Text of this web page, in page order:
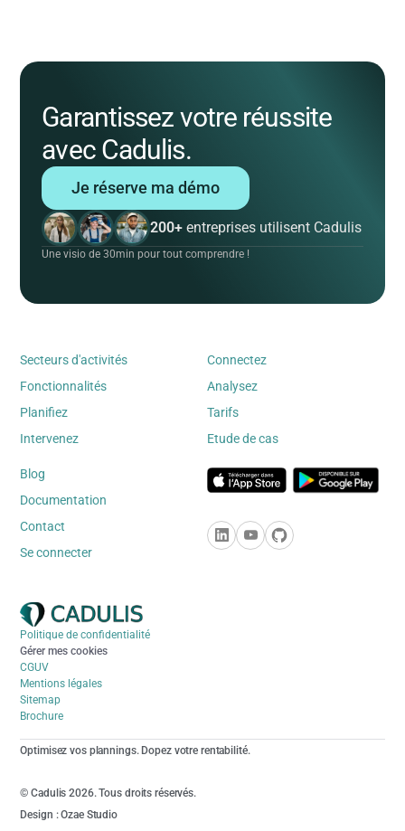
Garantissez votre réussite
avec Cadulis.
Je réserve ma démo
200+ entreprises utilisent Cadulis
Une visio de 30min pour tout comprendre !
Secteurs d'activités
Fonctionnalités
Planifiez
Intervenez
Connectez
Analysez
Tarifs
Etude de cas
Blog
Documentation
Contact
Se connecter
Politique de confidentialité
Gérer mes cookies
CGUV
Mentions légales
Sitemap
Brochure
Optimisez vos plannings. Dopez votre rentabilité.
© Cadulis 2026. Tous droits réservés.
Design : Ozae Studio